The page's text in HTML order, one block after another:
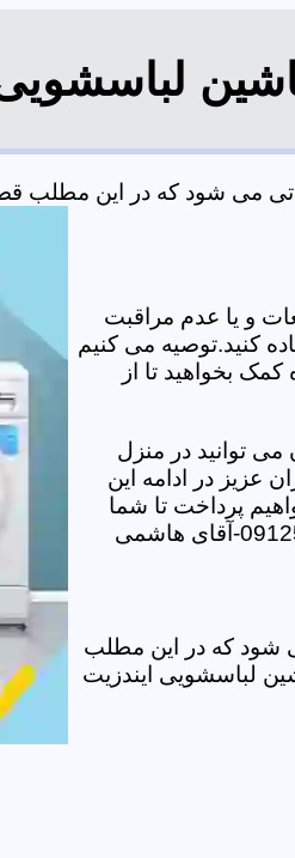
می شود که در این مطلب قصد
و یا عدم مراقبت
کنید.توصیه می کنیم
بخواهید تا از
توانید در منزل
عزیز در ادامه این
پرداخت تا شما
شود که در این مطلب
لباسشویی ایندزیت